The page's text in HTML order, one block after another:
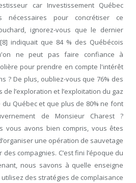
car Investissement Québec
pour concrétiser ce
ignorez-vous que le dernier
[8] indiquait que 84 % des Québécois
ne peut pas faire confiance à
pour prendre en compte l'intérêt
? De plus, oubliez-vous que 76% des
l’exploration et l’exploitation du gaz
Québec et que plus de 80% ne font
de Monsieur Charest ?
vous avons bien compris, vous êtes
une opération de sauvetage
compagnies. C’est fini l’époque du
nous savons à quelle enseigne
des stratégies de complaisance